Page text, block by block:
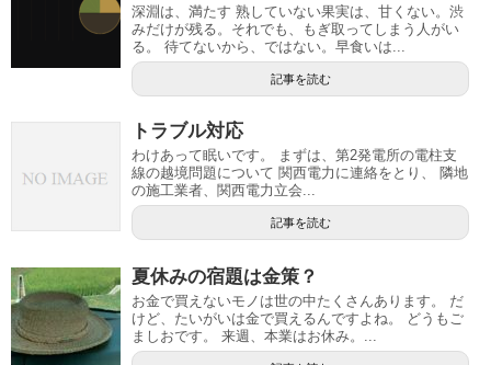
深淵は、満たす 熟していない果実は、甘くない。渋
みだけが残る。それでも、もぎ取ってしまう人がい
る。 待てないから、ではない。早食いは...
記事を読む
トラブル対応
わけあって眠いです。 まずは、第2発電所の電柱支
線の越境問題について 関西電力に連絡をとり、 隣地
の施工業者、関西電力立会...
記事を読む
夏休みの宿題は金策？
お金で買えないモノは世の中たくさんあります。 だ
けど、たいがいは金で買えるんですよね。 どうもご
ましおです。 来週、本業はお休み。...